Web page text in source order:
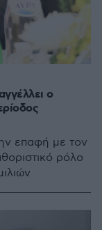
ο
επαφή με τον
ρόλο